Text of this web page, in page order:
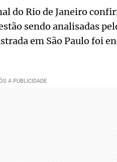
do Rio de Janeiro
sendo analisadas
em São Paulo foi